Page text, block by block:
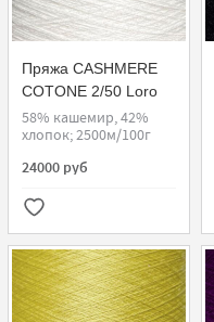
Пряжа CASHMERE
COTONE 2/50 Loro
Piana
58% кашемир, 42%
хлопок; 2500м/100г
24000 руб